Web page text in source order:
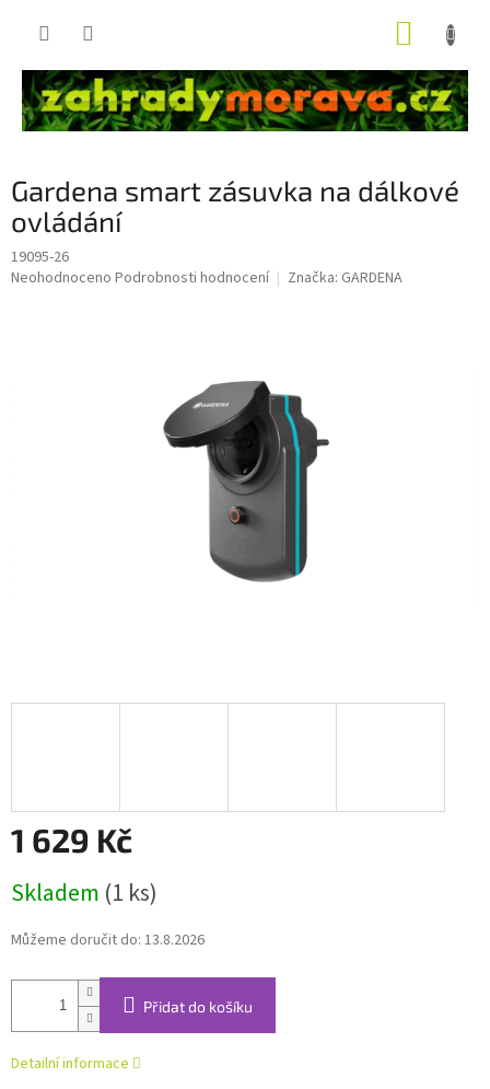
Gardena smart zásuvka na dálkové
ovládání
19095-26
Průměrné
Neohodnoceno Podrobnosti hodnocení Značka: GARDENA
1 629 Kč
cena:
Skladem (1 ks)
Můžeme doručit do: 13.8.2026
Přidat do košíku
Detailní informace